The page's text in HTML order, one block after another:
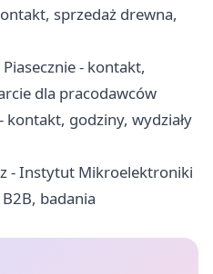
sprzedaż drewna,
- kontakt,
dla pracodawców
kontakt, godziny, wydziały
- Instytut Mikroelektroniki
badania